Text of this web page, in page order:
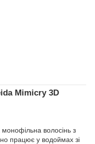
Mimicry 3D
волосінь з
працює у водоймах зі